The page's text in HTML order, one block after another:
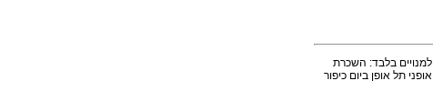
למנויים בלבד: השכרת
אופני תל אופן ביום כיפור